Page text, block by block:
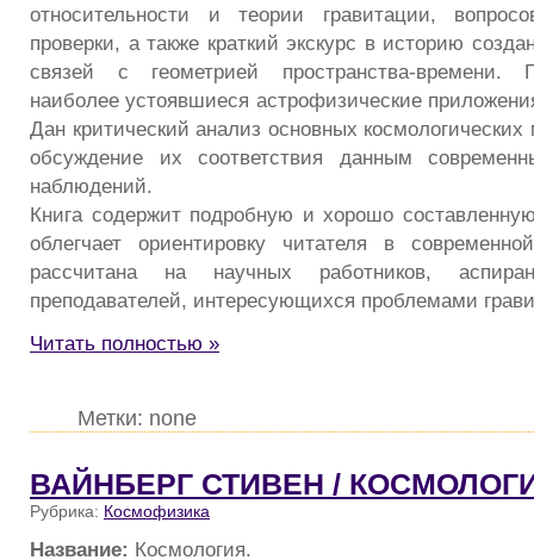
относительности и теории гравитации,
проверки, а также краткий экскурс в историю
связей с геометрией пространства-времени.
наиболее устоявшиеся астрофизические
Дан критический анализ основных
обсуждение их соответствия данным
наблюдений.
Книга содержит подробную и хорошо
облегчает ориентировку читателя в
рассчитана на научных работников,
преподавателей, интересующихся проблемами
Читать полностью »
Метки: none
ВАЙНБЕРГ СТИВЕН /
Рубрика: Космофизика
Название: Космология.